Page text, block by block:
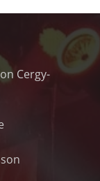
Cergy-